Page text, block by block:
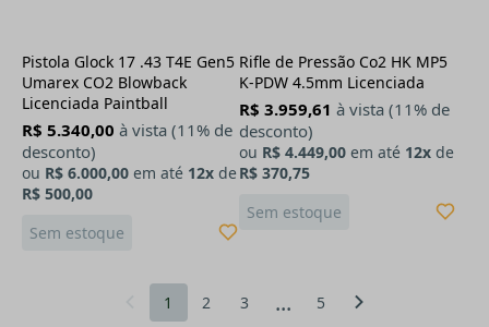
Pistola Glock 17 .43 T4E Gen5
Umarex CO2 Blowback
Licenciada Paintball
R$ 5.340,00 à vista (11% de
desconto)
ou R$ 6.000,00 em até 12x de
R$ 500,00
Sem estoque
Rifle de Pressão Co2 HK MP5
K-PDW 4.5mm Licenciada
R$ 3.959,61 à vista (11% de
desconto)
ou R$ 4.449,00 em até 12x de
R$ 370,75
Sem estoque
1 2 3 ... 5